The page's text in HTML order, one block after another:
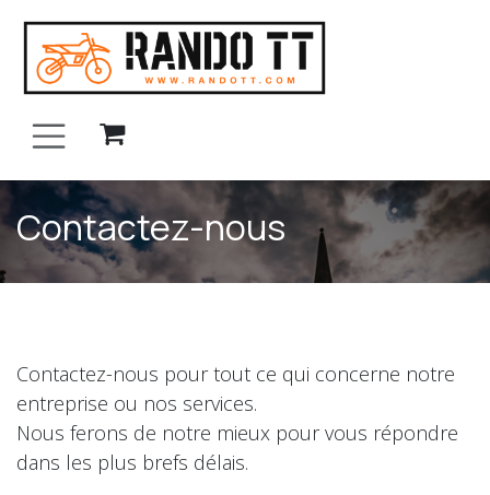
Contactez-nous
Contactez-nous pour tout ce qui concerne notre
entreprise ou nos services.
Nous ferons de notre mieux pour vous répondre
dans les plus brefs délais.